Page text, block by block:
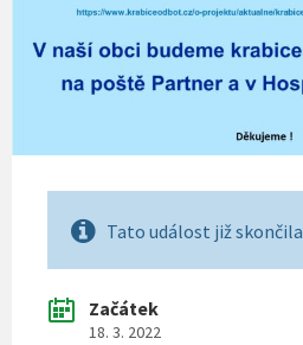
Tato událost již skončila
Začátek
18. 3. 2022